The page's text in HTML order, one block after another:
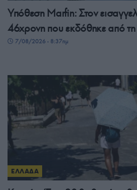
Υπόθεση Marfin: Στον
46χρονη που εκδόθηκε από τη
7/08/2026 - 8:37πμ
ΕΛΛΑΔΑ